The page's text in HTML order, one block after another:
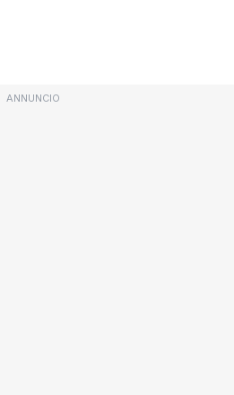
ANNUNCIO